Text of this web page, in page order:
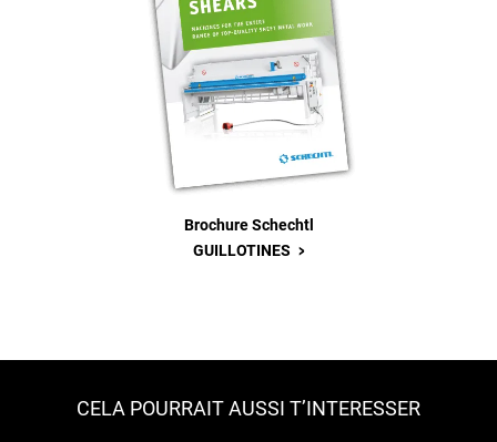
Brochure Schechtl
GUILLOTINES >
CELA POURRAIT AUSSI T’INTERESSER